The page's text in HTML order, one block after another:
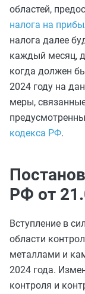
областей,
налога на
налога далее
каждый месяц,
когда должен
2024 году на
меры,
кодекса РФ.
РФ от
Вступление в
области
металлами и
2024 года.
контроля и